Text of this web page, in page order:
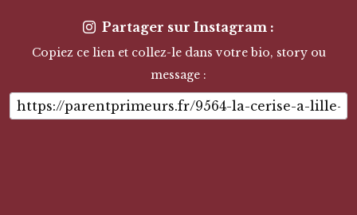
Partager sur Instagram :
Copiez ce lien et collez-le dans votre bio, story ou
message :